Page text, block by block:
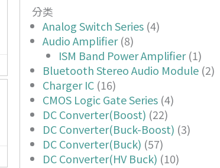
分类
Analog Switch Series(4)
Audio Amplifier(8)
ISM Band Power Amplifier(1)
Bluetooth Stereo Audio Module(2)
Charger IC(16)
CMOS Logic Gate Series(4)
DC Converter(Boost) (22)
DC Converter(Buck-Boost) (3)
DC Converter(Buck) (57)
DC Converter(HV Buck) (10)